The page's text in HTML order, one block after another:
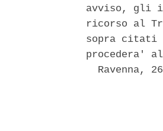
avviso, gli
ricorso al
sopra citati
procedera'
Ravenna,